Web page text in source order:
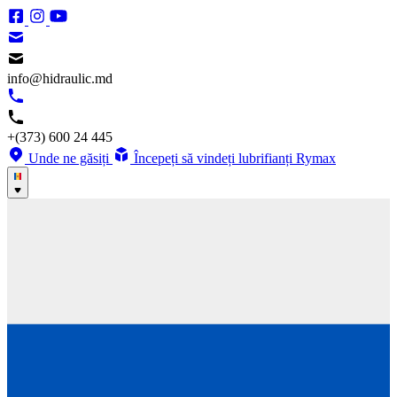
info@hidraulic.md
+(373) 600 24 445
Unde ne găsiți
Începeți să vindeți lubrifianți Rymax